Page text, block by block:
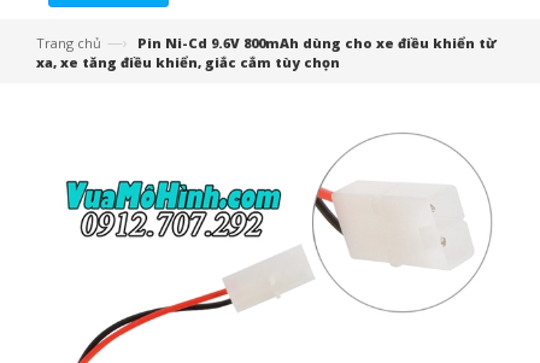
Trang chủ —›
Pin Ni-Cd 9.6V 800mAh dùng cho xe điều khiển từ
xa, xe tăng điều khiển, giắc cắm tùy chọn